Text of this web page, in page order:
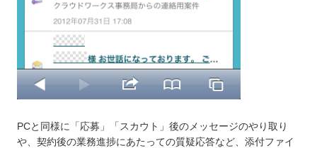
PCと同様に「応募」「スカウト」後のメッセージのやり取り
や、契約後の業務進捗にあたっての質疑応答など、添付ファイ